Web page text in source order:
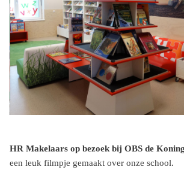
HR Makelaars op bezoek bij OBS de
een leuk filmpje gemaakt over onze school.